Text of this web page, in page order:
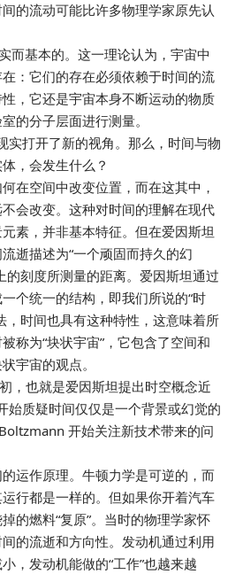
的流动可能比许多物理学家原先认
而基本的。这一理论认为，宇宙中
：它们的存在必须依赖于时间的流
，它还是宇宙本身不断运动的物质
的分子层面进行测量。
打开了新的视角。那么，时间与物
，会发生什么？
在空间中改变位置，而在这其中，
会改变。这种对时间的理解在现代
素，并非基本特征。但在爱因斯坦
逝描述为“一个顽固而持久的幻
刻度所测量的距离。爱因斯坦通过
个统一的结构，即我们所说的“时
，时间也具有这种特性，这意味着所
为“块状宇宙”，它包含了空间和
宇宙的观点。
，也就是爱因斯坦提出时空概念近
质疑时间仅仅是一个背景或幻觉的
开始关注新技术带来的问
运作原理。牛顿力学是可逆的，而
行都是一样的。但如果你开着汽车
的燃料“复原”。当时的物理学家怀
的流逝和方向性。发动机通过利用
，发动机能做的“工作”也越来越